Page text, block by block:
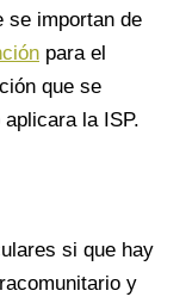
se importan de
para el
que se
la ISP.
si que hay
y